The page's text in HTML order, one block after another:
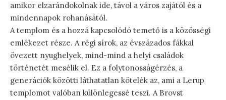
amikor elzarándokolnak ide, távol a város zajától és a
mindennapok rohanásától.
A templom és a hozzá kapcsolódó temető is a közösségi
emlékezet része. A régi sírok, az évszázados fákkal
övezett nyughelyek, mind-mind a helyi családok
történetét mesélik el. Ez a folytonosságérzés, a
generációk közötti láthatatlan kötelék az, ami a Lerup
templomot valóban különlegessé teszi. A Brovst